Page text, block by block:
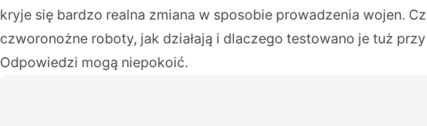
kryje się bardzo realna zmiana w sposobie prowadzenia wojen.
czworonożne roboty, jak działają i dlaczego testowano je tuż
Odpowiedzi mogą niepokoić.